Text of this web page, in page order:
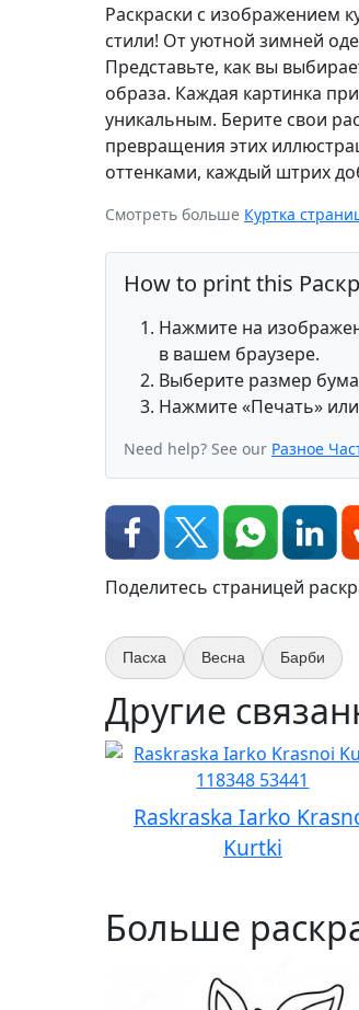
Раскраски с изображением
стили! От уютной зимней
Представьте, как вы
образа. Каждая картинка
уникальным. Берите свои
превращения этих
оттенками, каждый штрих
Смотреть больше Куртка
How to print this
Нажмите на
в вашем браузере.
Выберите размер
Нажмите «Печать»
Need help? See our Разное
Поделитесь страницей
Пасха Весна Барби
Другие
Raskraska Iarko
Kurtki
Больше